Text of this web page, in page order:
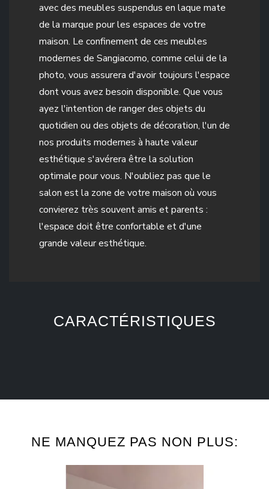
avec des meubles suspendus en laque mate
de la marque pour les espaces de votre
maison. Le confinement de ces meubles
modernes de Sangiacomo, comme celui de la
photo, vous assurera d'avoir toujours l'espace
dont vous avez besoin disponible. Que vous
ayez l'intention de ranger des objets du
quotidien ou des objets de décoration, l'un de
nos produits modernes à haute valeur
esthétique s'avérera être la solution
optimale pour vous. N'oubliez pas que le
salon est la zone de votre maison où vous
convierez très souvent amis et parents :
l'espace doit être confortable et d'une
grande valeur esthétique.
CARACTÉRISTIQUES
NE MANQUEZ PAS NON PLUS: